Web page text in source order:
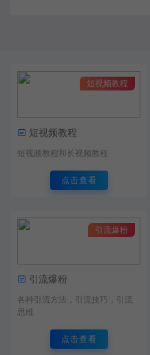
短视频教程
短视频教程
短视频教程和长视频教程
点击查看
引流爆粉
引流爆粉
各种引流方法，引流技巧，引流
思维
点击查看